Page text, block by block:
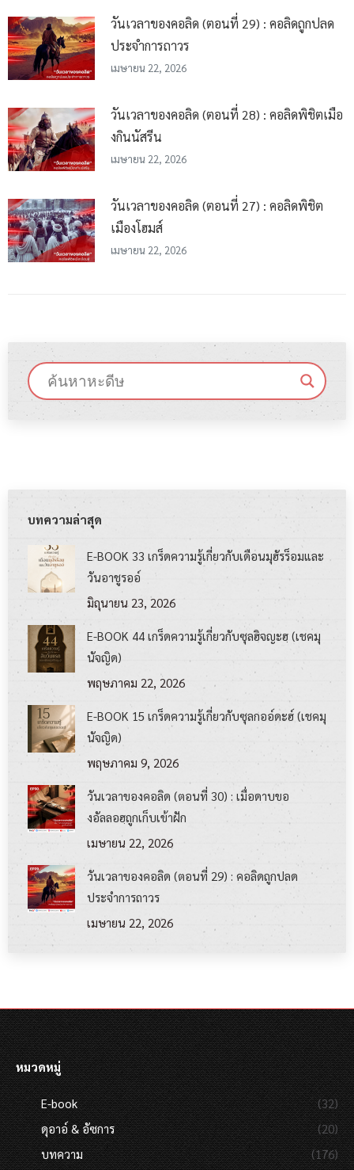
วันเวลาของคอลิด (ตอนที่ 29) : คอลิดถูกปลด
ประจำการถาวร
เมษายน 22, 2026
วันเวลาของคอลิด (ตอนที่ 28) : คอลิดพิชิตเมือ
งกินนัสรีน
เมษายน 22, 2026
วันเวลาของคอลิด (ตอนที่ 27) : คอลิดพิชิต
เมืองโฮมส์
เมษายน 22, 2026
บทความล่าสุด
E-BOOK 33 เกร็ดความรู้เกี่ยวกับเดือนมุฮัรร็อมและ
วันอาชูรออ์
มิถุนายน 23, 2026
E-BOOK 44 เกร็ดความรู้เกี่ยวกับซุลฮิจญะฮฺ (เชคมุ
นัจญิด)
พฤษภาคม 22, 2026
E-BOOK 15 เกร็ดความรู้เกี่ยวกับซุลกออ์ดะฮ์ (เชคมุ
นัจญิด)
พฤษภาคม 9, 2026
วันเวลาของคอลิด (ตอนที่ 30) : เมื่อดาบขอ
งอัลลอฮฺถูกเก็บเข้าฝัก
เมษายน 22, 2026
วันเวลาของคอลิด (ตอนที่ 29) : คอลิดถูกปลด
ประจำการถาวร
เมษายน 22, 2026
หมวดหมู่
E-book
(32)
ดุอาอ์ & อัซการ
(20)
บทความ
(176)